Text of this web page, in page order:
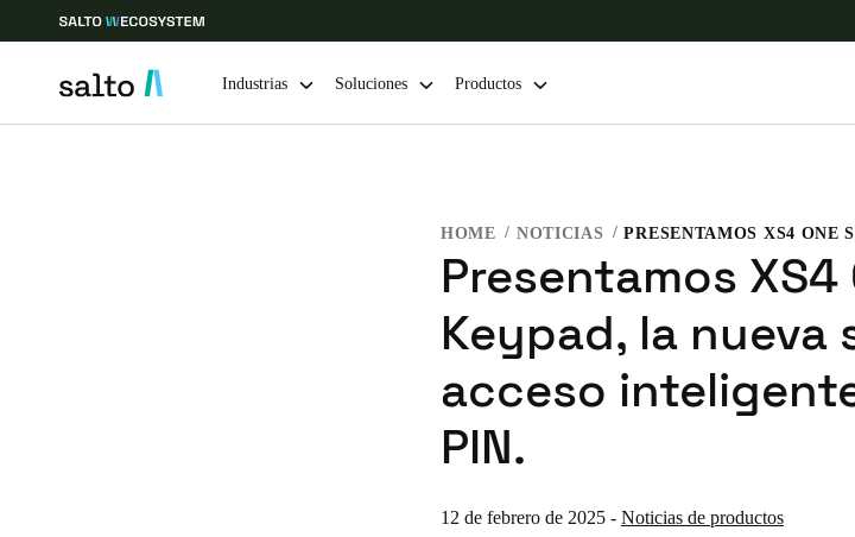
Caribbean - Latin America Africa, Middle East, and
Colombia
Industrias Soluciones Productos
HOME NOTICIAS
Presentamos XS4
Keypad, la nueva
acceso
PIN.
12 de febrero de 2025 - Noticias de productos